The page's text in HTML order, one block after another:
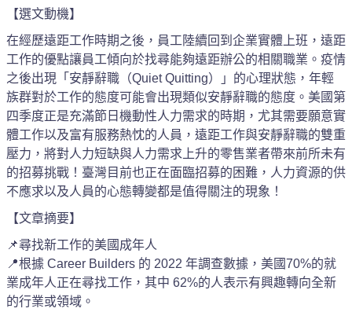
【選文動機】
在經歷遠距工作時期之後，員工陸續回到企業實體上班，遠距
工作的優點讓員工傾向於找尋能夠遠距辦公的相關職業。疫情
之後出現「安靜辭職（Quiet Quitting）」的心理狀態，年輕
族群對於工作的態度可能會出現類似安靜辭職的態度。美國第
四季度正是充滿節日機動性人力需求的時期，尤其需要願意實
體工作以及富有服務熱忱的人員，遠距工作與安靜辭職的雙重
壓力，將對人力短缺與人力需求上升的零售業者帶來前所未有
的招募挑戰！臺灣目前也正在面臨招募的困難，人力資源的供
不應求以及人員的心態轉變都是值得關注的現象！
【文章摘要】
📌尋找新工作的美國成年人
📍根據 Career Builders 的 2022 年調查數據，美國70%的就
業成年人正在尋找工作，其中 62%的人表示有興趣轉向全新
的行業或領域。